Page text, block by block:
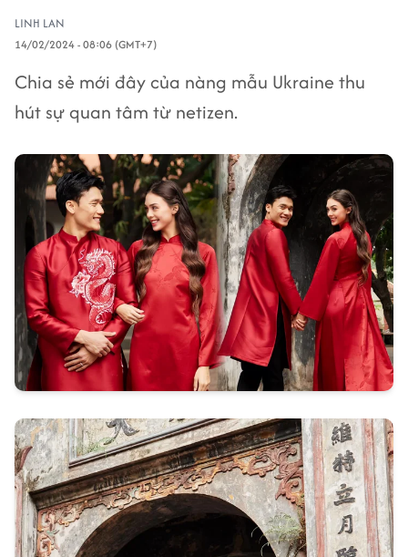
LINH LAN
14/02/2024 - 08:06 (GMT+7)
Chia sẻ mới đây của nàng mẫu Ukraine thu
hút sự quan tâm từ netizen.